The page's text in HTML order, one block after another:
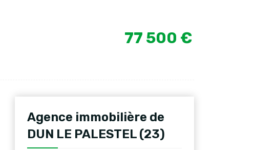
77 500 €
Agence immobilière de
DUN LE PALESTEL (23)